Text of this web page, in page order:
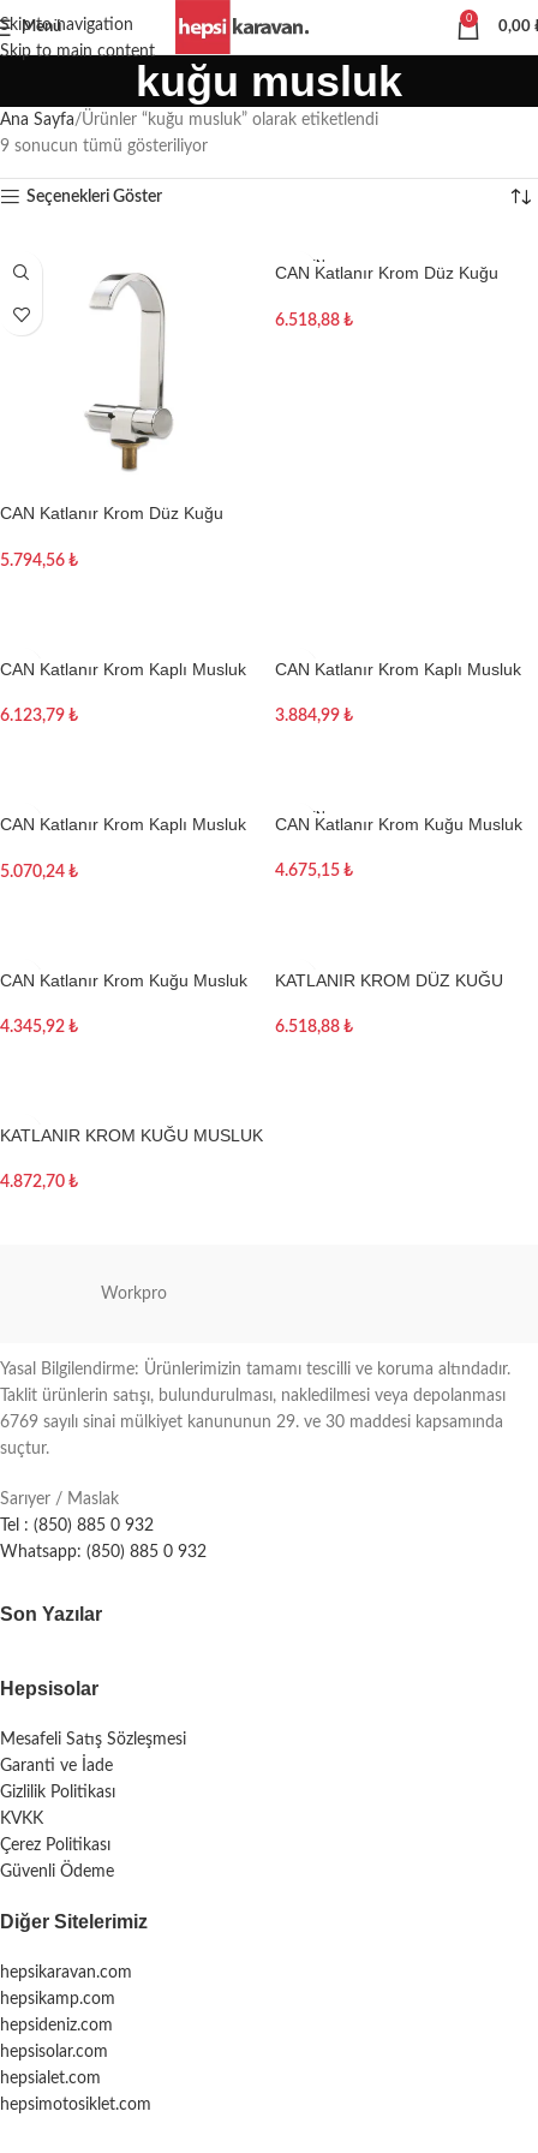
Skip to navigation
Skip to main content
Menü
0
0,00
kuğu musluk
Ana Sayfa Ürünler “kuğu musluk” olarak etiketlendi
9 sonucun tümü gösteriliyor
Seçenekleri Göster
CAN Katlanır Krom Düz Kuğu
5.794,56 ₺
TÜKEN
DI
CAN Katlanır Krom Düz Kuğu
6.518,88 ₺
CAN Katlanır Krom Kaplı Musluk
6.123,79 ₺
CAN Katlanır Krom Kaplı Musluk
3.884,99 ₺
CAN Katlanır Krom Kaplı Musluk
5.070,24 ₺
TÜKEN
DI
CAN Katlanır Krom Kuğu Musluk
4.675,15 ₺
CAN Katlanır Krom Kuğu Musluk
4.345,92 ₺
KATLANIR KROM DÜZ KUĞU
6.518,88 ₺
KATLANIR KROM KUĞU MUSLUK
4.872,70 ₺
Workpro
Yasal Bilgilendirme: Ürünlerimizin tamamı tescilli ve koruma altındadır.
Taklit ürünlerin satışı, bulundurulması, nakledilmesi veya depolanması
6769 sayılı sinai mülkiyet kanununun 29. ve 30 maddesi kapsamında
suçtur.
Sarıyer / Maslak
Tel : (850) 885 0 932
Whatsapp: (850) 885 0 932
Son Yazılar
Hepsisolar
Mesafeli Satış Sözleşmesi
Garanti ve İade
Gizlilik Politikası
KVKK
Çerez Politikası
Güvenli Ödeme
Diğer Sitelerimiz
hepsikaravan.com
hepsikamp.com
hepsideniz.com
hepsisolar.com
hepsialet.com
hepsimotosiklet.com